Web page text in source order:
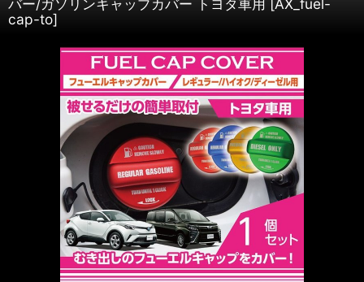
バー/ガソリンキャップカバー トヨタ車用 [AX_fuel-
cap-to]